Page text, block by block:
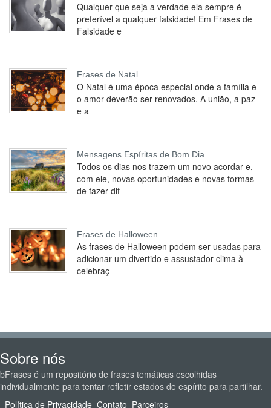
Qualquer que seja a verdade ela sempre é
preferível a qualquer falsidade! Em Frases de
Falsidade e
Frases de Natal
O Natal é uma época especial onde a família e
o amor deverão ser renovados. A união, a paz
e a
Mensagens Espíritas de Bom Dia
Todos os dias nos trazem um novo acordar e,
com ele, novas oportunidades e novas formas
de fazer dif
Frases de Halloween
As frases de Halloween podem ser usadas para
adicionar um divertido e assustador clima à
celebraç
Sobre nós
bFrases é um repositório de frases temáticas escolhidas
individualmente para tentar refletir estados de espírito para partilhar.
Política de Privacidade Contato Parceiros